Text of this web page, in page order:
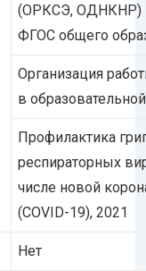
(ОРКСЭ, ОДНКНР)
ФГОС общего
Организация
в
Профилактика
респираторных
числе новой
(COVID-19), 2021
Нет